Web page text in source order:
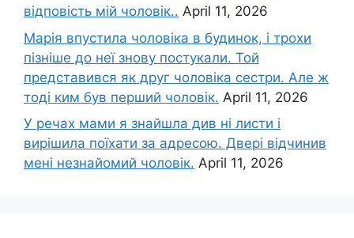
відповість мій чоловік.. April 11, 2026
Марія впустила чоловіка в будинок, і трохи
пізніше до неї знову постукали. Той
представився як друг чоловіка сестри. Але ж
тоді ким був перший чоловік. April 11, 2026
У речах мами я знайшла див ні листи і
вирішила поїхати за адресою. Двері відчинив
мені незнайомий чоловік. April 11, 2026